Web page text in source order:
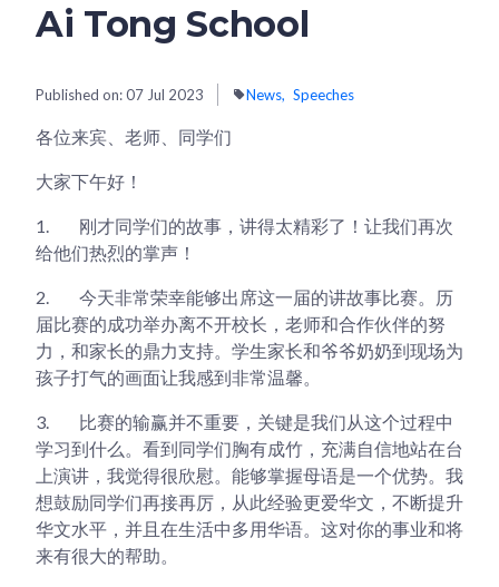
Ai Tong School
Published on:07 Jul 2023 News Speeches
各位来宾、老师、同学们
大家下午好！
1.
刚才同学们的故事，讲得太精彩了！让我们再次
给他们热烈的掌声！
2.
今天非常荣幸能够出席这一届的讲故事比赛。历
届比赛的成功举办离不开校长，老师和合作伙伴的努
力，和家长的鼎力支持。学生家长和爷爷奶奶到现场为
孩子打气的画面让我感到非常温馨。
3.
比赛的输赢并不重要，关键是我们从这个过程中
学习到什么。看到同学们胸有成竹，充满自信地站在台
上演讲，我觉得很欣慰。能够掌握母语是一个优势。我
想鼓励同学们再接再厉，从此经验更爱华文，不断提升
华文水平，并且在生活中多用华语。这对你的事业和将
来有很大的帮助。